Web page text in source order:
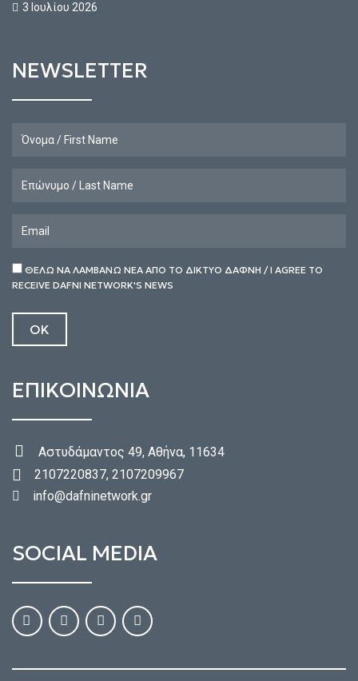
3 Ιουλίου 2026
NEWSLETTER
ΘΕΛΩ ΝΑ ΛΑΜΒΑΝΩ ΝΕΑ ΑΠΟ ΤΟ ΔΙΚΤΥΟ ΔΑΦΝΗ / I AGREE TO
RECEIVE DAFNI NETWORK'S NEWS
ΕΠΙΚΟΙΝΩΝΙΑ
Αστυδάμαντος 49, Αθήνα, 11634
2107220837, 2107209967
info@dafninetwork.gr
SOCIAL MEDIA